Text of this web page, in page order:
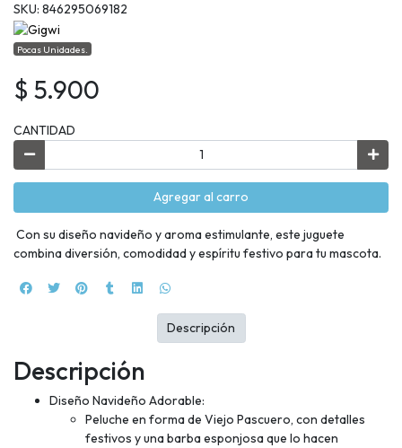
SKU: 846295069182
Pocas Unidades.
$ 5.900
CANTIDAD
Agregar al carro
Con su diseño navideño y aroma estimulante, este juguete
combina diversión, comodidad y espíritu festivo para tu mascota.
Descripción
Diseño Navideño Adorable:
Peluche en forma de Viejo Pascuero, con detalles
festivos y una barba esponjosa que lo hacen
Descripción